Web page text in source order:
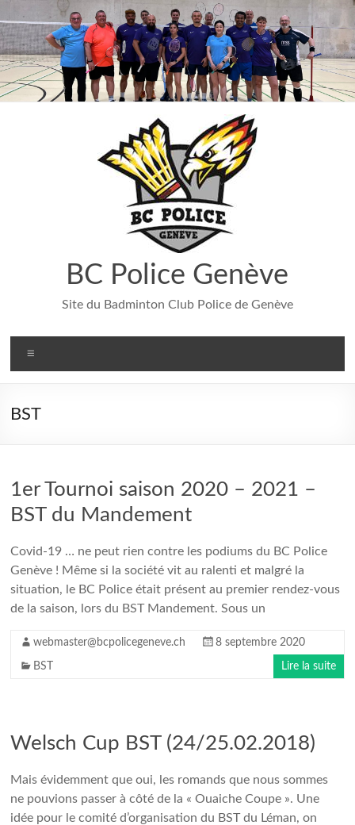
au
contenu
BC Police Genève
Site du Badminton Club Police de Genève
BST
1er Tournoi saison 2020 – 2021 –
BST du Mandement
Covid-19 … ne peut rien contre les podiums du BC Police
Genève ! Même si la société vit au ralenti et malgré la
situation, le BC Police était présent au premier rendez-vous
de la saison, lors du BST Mandement. Sous un
webmaster@bcpolicegeneve.ch 8 septembre 2020
BST Lire la suite
Welsch Cup BST (24/25.02.2018)
Mais évidemment que oui, les romands que nous sommes
ne pouvions passer à côté de la « Ouaiche Coupe ». Une
idée pour le comité d’organisation du BST du Léman, on